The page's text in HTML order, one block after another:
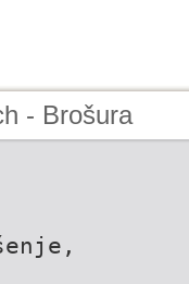
- Brošura